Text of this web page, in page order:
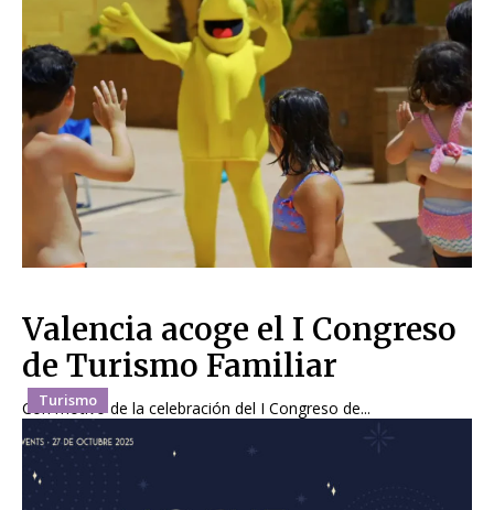
Turismo
Valencia acoge el I Congreso
de Turismo Familiar
Con motivo de la celebración del I Congreso de...